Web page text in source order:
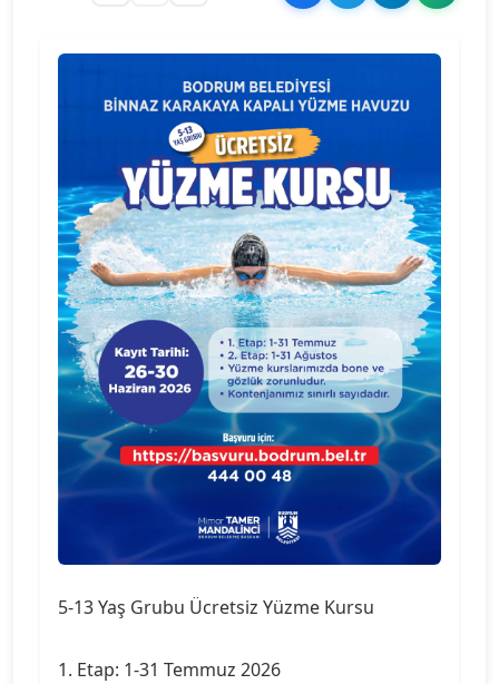
5-13 Yaş Grubu Ücretsiz Yüzme Kursu
1. Etap: 1-31 Temmuz 2026